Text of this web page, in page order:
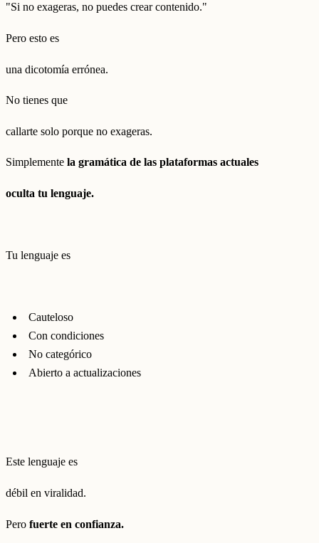
"Si no exageras, no puedes crear contenido."
Pero esto es
una dicotomía errónea.
No tienes que
callarte solo porque no exageras.
Simplemente la gramática de las plataformas actuales
oculta tu lenguaje.
Tu lenguaje es
Cauteloso
Con condiciones
No categórico
Abierto a actualizaciones
Este lenguaje es
débil en viralidad.
Pero fuerte en confianza.